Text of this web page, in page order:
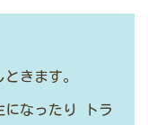
きます。
になったり トラ